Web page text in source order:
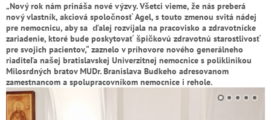
„Nový rok nám prináša nové výzvy. Všetci vieme, že nás preberá
nový vlastník, akciová spoločnosť Agel, s touto zmenou svitá nádej
pre nemocnicu, aby sa ďalej rozvíjala na pracovisko a zdravotnícke
zariadenie, ktoré bude poskytovať špičkovú zdravotnú starostlivosť
pre svojich pacientov,“ zaznelo v príhovore nového generálneho
riaditeľa našej bratislavskej Univerzitnej nemocnice s poliklinikou
Milosrdných bratov MUDr. Branislava Budkeho adresovanom
zamestnancom a spolupracovníkom nemocnice i rehole.